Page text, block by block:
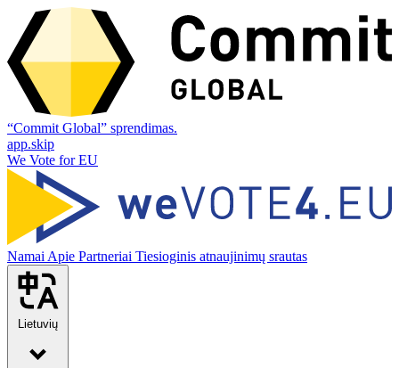
“Commit Global” sprendimas.
app.skip
We Vote for EU
Namai Apie Partneriai Tiesioginis atnaujinimų srautas
Lietuvių